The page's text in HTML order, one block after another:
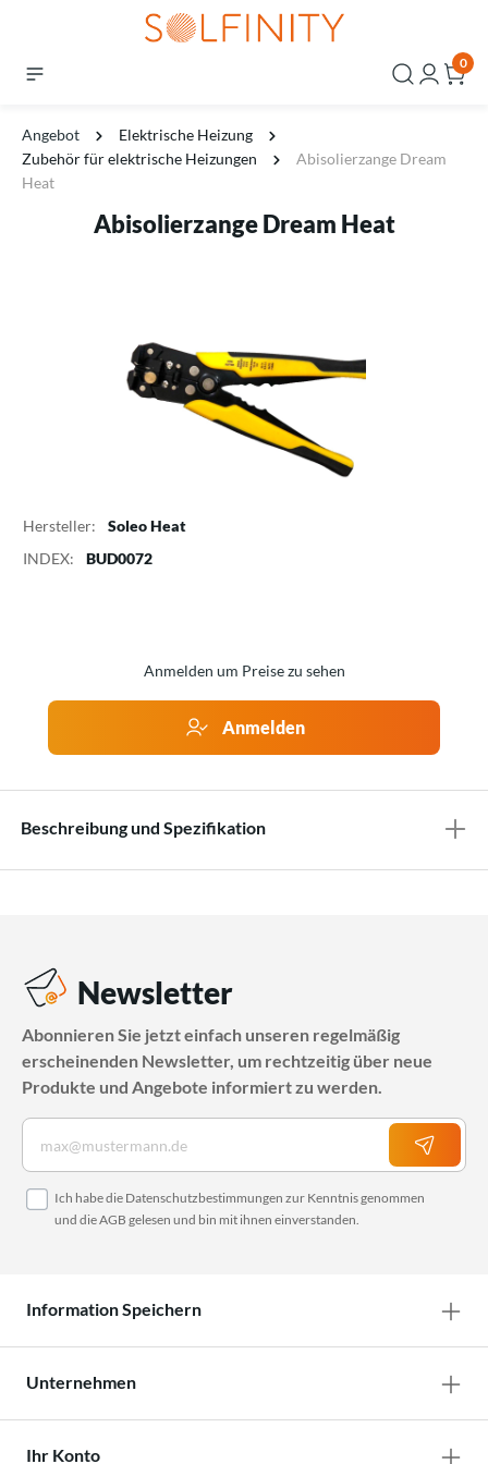
0
Angebot
Elektrische Heizung
Zubehör für elektrische Heizungen
Abisolierzange Dream
Heat
Abisolierzange Dream Heat
Hersteller:
Soleo Heat
INDEX:
BUD0072
Anmelden um Preise zu sehen
Anmelden
Beschreibung und Spezifikation
Newsletter
Abonnieren Sie jetzt einfach unseren regelmäßig
erscheinenden Newsletter, um rechtzeitig über neue
Produkte und Angebote informiert zu werden.
Ich habe die Datenschutzbestimmungen zur Kenntnis genommen
und dieAGB gelesen und bin mit ihnen einverstanden.
Information Speichern
Unternehmen
Ihr Konto